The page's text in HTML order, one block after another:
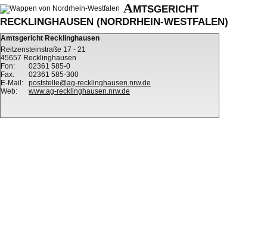
AMTSGERICHT
RECKLINGHAUSEN (NORDRHEIN-WESTFALEN)
Amtsgericht Recklinghausen
Reitzensteinstraße 17 - 21
45657 Recklinghausen
Fon:
02361 585-0
Fax:
02361 585-300
E-Mail:
poststelle@ag-recklinghausen.nrw.de
Web:
www.ag-recklinghausen.nrw.de